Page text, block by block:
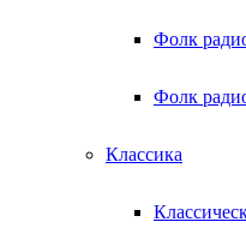
Фолк
Фолк
Классика